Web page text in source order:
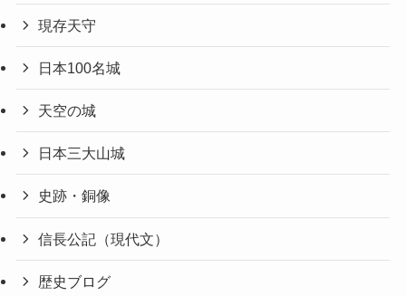
現存天守
日本100名城
天空の城
日本三大山城
史跡・銅像
信長公記（現代文）
歴史ブログ